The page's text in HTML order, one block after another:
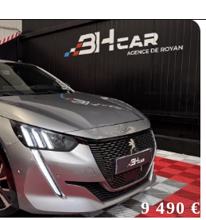
9 490 €